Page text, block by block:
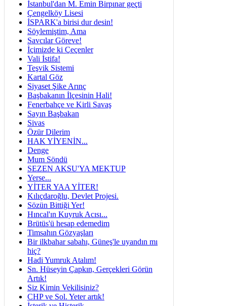
İstanbul'dan M. Emin Birpınar geçti
Çengelköy Lisesi
İSPARK'a birisi dur desin!
Söylemiştim, Ama
Savcılar Göreve!
İçimizde ki Çeçenler
Vali İstifa!
Teşvik Sistemi
Kartal Göz
Siyaset Şike Arınç
Başbakanın İlçesinin Hali!
Fenerbahçe ve Kirli Savaş
Sayın Başbakan
Sivas
Özür Dilerim
HAK YİYENİN...
Denge
Mum Söndü
SEZEN AKSU'YA MEKTUP
Yerse...
YİTER YAA YİTER!
Kılıçdaroğlu, Devlet Projesi.
Sözün Bittiği Yer!
Hıncal'ın Kuyruk Acısı...
Brütüs'ü hesap edemedim
Timsahın Gözyaşları
Bir ilkbahar sabahı, Güneş'le uyandın mı
hiç?
Hadi Yumruk Atalım!
Sn. Hüseyin Çapkın, Gerçekleri Görün
Artık!
Siz Kimin Vekilisiniz?
CHP ve Sol. Yeter artık!